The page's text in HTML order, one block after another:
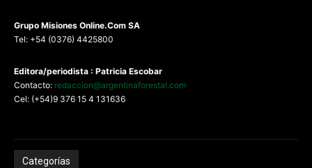
Grupo Misiones Online.Com SA
Tel: +54 (0376) 4425800
Editora/periodista : Patricia Escobar
Contacto: redaccion@argentinaforestal.com
Cel: (+54)9 376 15 4 131636
Categorías